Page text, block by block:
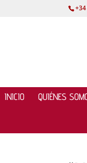
INICIO QUIÉNES